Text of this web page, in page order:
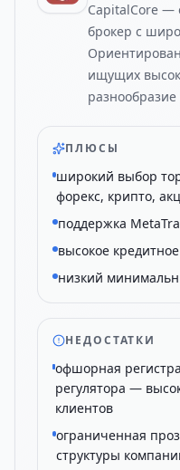
CapitalCore —
брокер с
ищущих
разнообразие
ПЛЮСЫ
широкий выбор
форекс, крипто,
поддержка
высокое
низкий
НЕДОСТАТКИ
офшорная
регулятора —
клиентов
ограниченная
структуры